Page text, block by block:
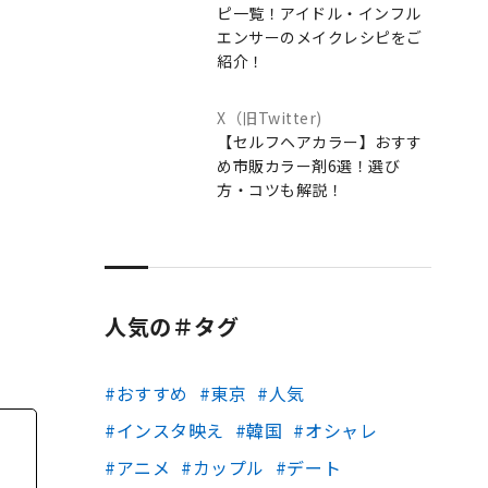
ピ一覧！アイドル・インフル
エンサーのメイクレシピをご
紹介！
X（旧Twitter)
【セルフヘアカラー】おすす
め市販カラー剤6選！選び
方・コツも解説！
人気の＃タグ
おすすめ 東京
人気
インスタ映え
韓国
オシャレ
アニメ
カップル
デート